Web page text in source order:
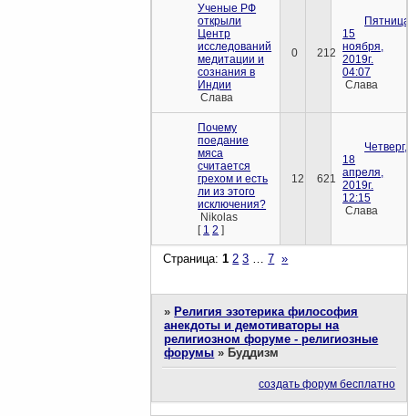
Ученые РФ
открыли
Центр
исследований
медитации и
сознания в
Индии
Слава
0 212
15
ноября,
2019г.
04:07
Слава
Почему
поедание
мяса
считается
грехом и есть
ли из этого
исключения?
Nikolas
[ 1 2 ]
12 621
Четверг,
18
апреля,
2019г.
12:15
Слава
Страница:1 2 3 … 7 »
»Религия эзотерика философия
анекдоты и демотиваторы на
религиозном форуме - религиозные
форумы »Буддизм
создать форум бесплатно